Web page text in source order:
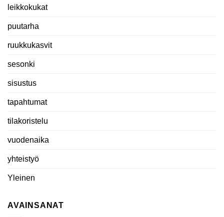
leikkokukat
puutarha
ruukkukasvit
sesonki
sisustus
tapahtumat
tilakoristelu
vuodenaika
yhteistyö
Yleinen
AVAINSANAT